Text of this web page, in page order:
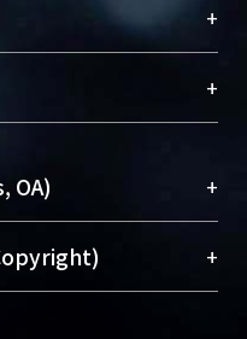
為永久珍藏及向國際
術能量，圖書館整合
AH）不同功能平
。期能整合研
promote researcher
Library integrates the
with “Academic
+
Library)
+
OA) +
資訊取用性的社會運
將研究著作公開供使
+